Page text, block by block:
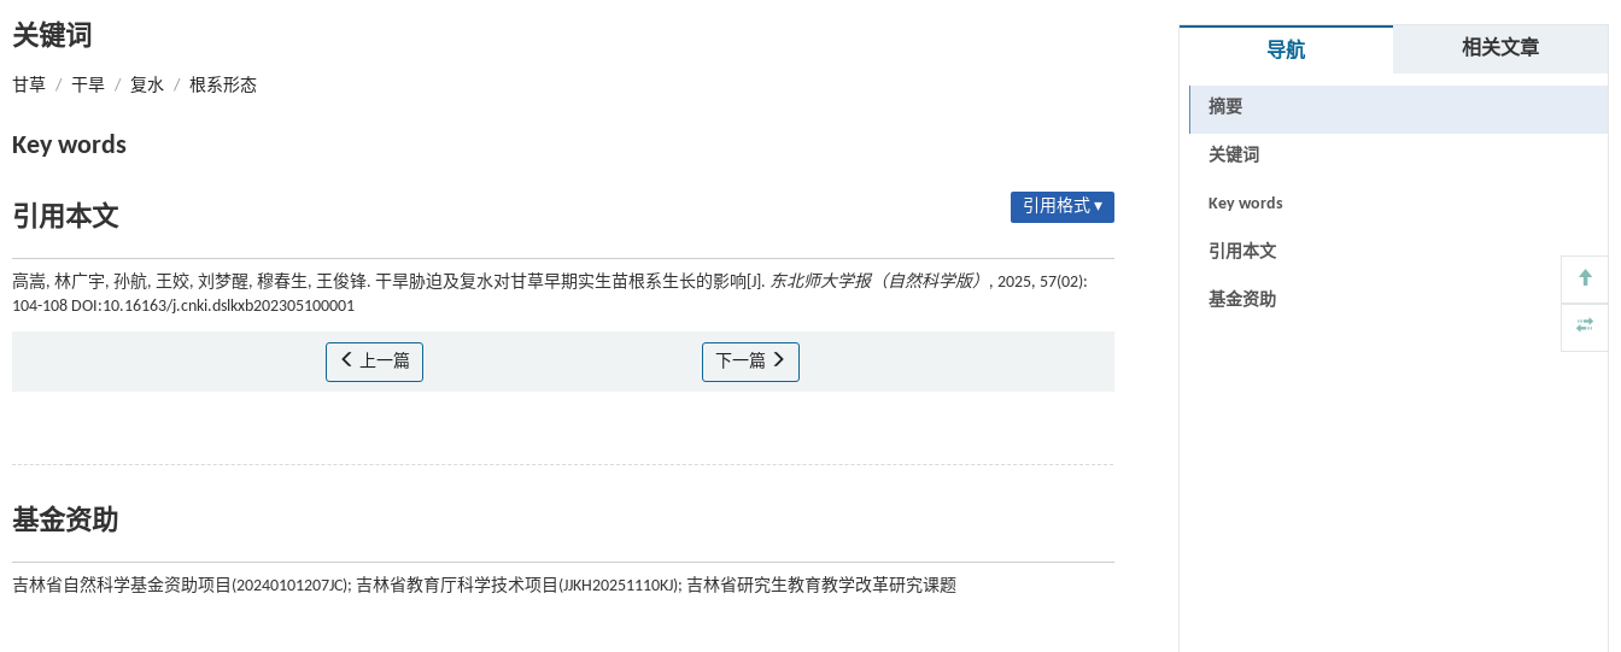
关键词
甘草 / 干旱 / 复水 / 根系形态
Key words
引用本文 引用格式 ▾
高嵩, 林广宇, 孙航, 王姣, 刘梦醒, 穆春生, 王俊锋. 干旱胁迫及复水对甘草早期实生苗根系生长的影响[J]. 东北师大学报（自然科学版） , 2025, 57(02):
104-108 DOI:10.16163/j.cnki.dslkxb202305100001
上一篇 下一篇
基金资助
吉林省自然科学基金资助项目(20240101207JC); 吉林省教育厅科学技术项目(JJKH20251110KJ); 吉林省研究生教育教学改革研究课题
导航 相关文章
摘要
关键词
Key words
引用本文
基金资助